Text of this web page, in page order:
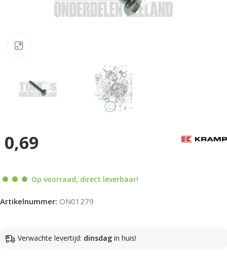
0,69
Op voorraad, direct leverbaar!
Artikelnummer: ON01279
Verwachte levertijd: dinsdag in huis!